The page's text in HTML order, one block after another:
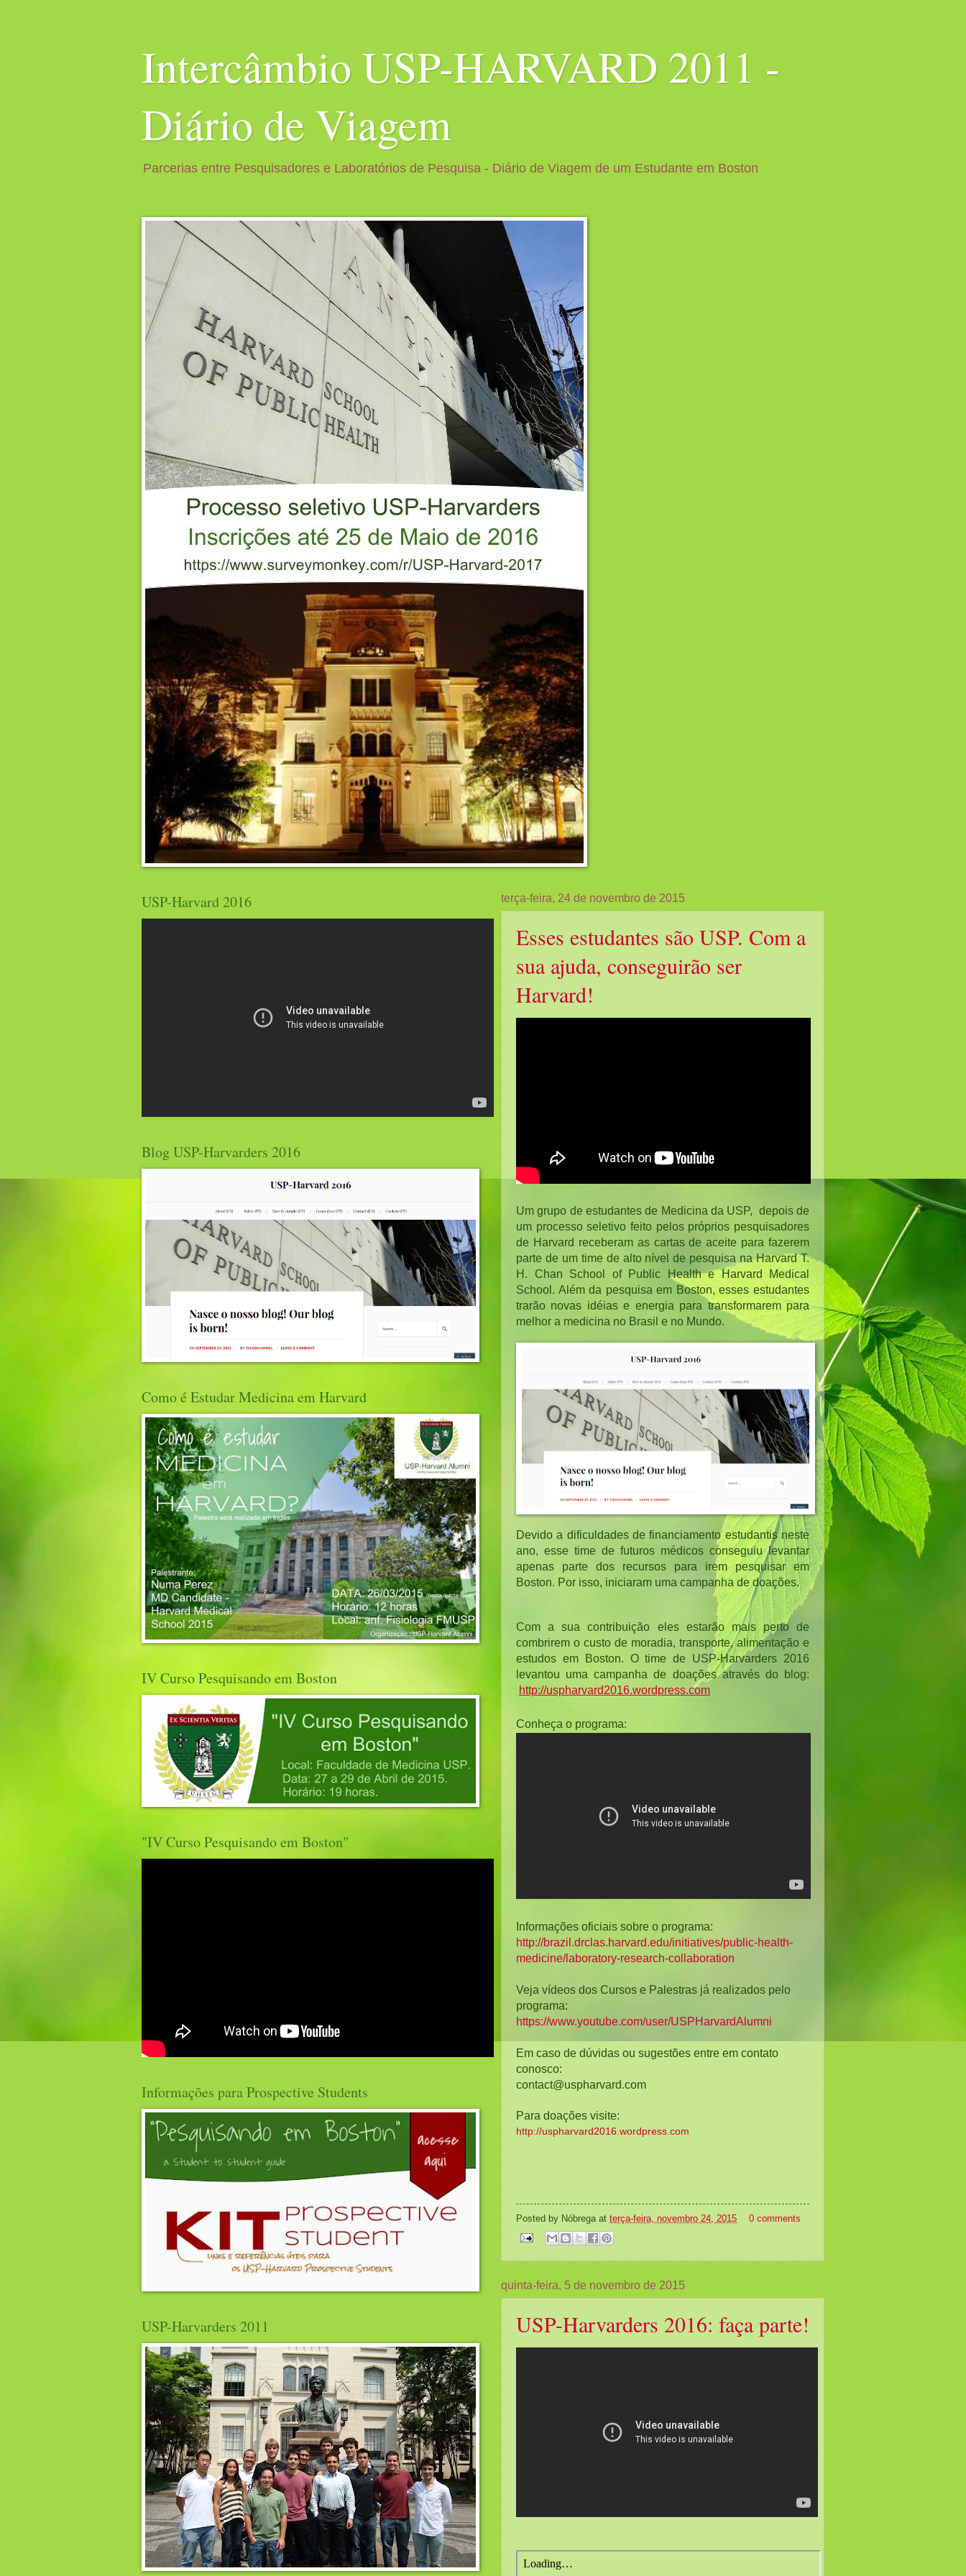
Intercâmbio USP-HARVARD 2011 -
Diário de Viagem
Parcerias entre Pesquisadores e Laboratórios de Pesquisa - Diário de Viagem de um Estudante em Boston
terça-feira, 24 de novembro de 2015
Esses estudantes são USP. Com a
sua ajuda, conseguirão ser
Harvard!
Um grupo de estudantes de Medicina da USP,  depois de
um processo seletivo feito pelos próprios pesquisadores
de Harvard receberam as cartas de aceite para fazerem
parte de um time de alto nível de pesquisa na Harvard T.
H. Chan School of Public Health e Harvard Medical
School. Além da pesquisa em Boston, esses estudantes
trarão novas idéias e energia para transformarem para
melhor a medicina no Brasil e no Mundo.
Devido a dificuldades de financiamento estudantis neste
ano, esse time de futuros médicos conseguiu levantar
apenas parte dos recursos para irem pesquisar em
Boston. Por isso, iniciaram uma campanha de doações.
Com a sua contribuição eles estarão mais perto de
combrirem o custo de moradia, transporte, alimentação e
estudos em Boston. O time de USP-Harvarders 2016
http://uspharvard2016.wordpress.com
Conheça o programa:
nformações oficiais sobre o programa:
http://brazil.drclas.harvard.edu/initiatives/public-health-
medicine/laboratory-research-collaboration
Veja vídeos dos Cursos e Palestras já realizados pelo
https://www.youtube.com/user/USPHarvardAlumni
Em caso de dúvidas ou sugestões entre em contato
conosco:
contact@uspharvard.com
Para doações visite:
http://uspharvard2016.wordpress.com
Posted by Nóbrega at terça-feira, novembro 24, 2015 0 comments
quinta-feira, 5 de novembro de 2015
USP-Harvarders 2016: faça parte!
USP-Harvard 2016
Blog USP-Harvarders 2016
Como é Estudar Medicina em Harvard
IV Curso Pesquisando em Boston
"IV Curso Pesquisando em Boston"
Informações para Prospective Students
USP-Harvarders 2011